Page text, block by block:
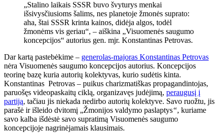
„Stalino laikais SSSR buvo švyturys menkai
išsivysčiusioms šalims, nes planetoje žmonės suprato:
aha, štai SSSR krinta kainos, didėja algos, todėl
žmonėms vis geriau“, – aiškina „Visuomenės saugumo
koncepcijos“ autorius gen. mjr. Konstantinas Petrovas.
Dar kartą pastebėkime – generolas-majoras Konstantinas Petrovas
nėra Visuomenės saugumo koncepcijos autorius. Koncepcijos
teorinę bazę kuria autorių kolektyvas, kurio sudėtis kinta.
Konstantinas Petrovas – puikus charizmatiškas propagandintojas,
paruošęs videopaskaitų ciklą, organizavęs judėjimą, peraugusį į
partiją, tačiau jis niekada nedirbo autorių kolektyve. Savo ruožtu, jis
parašė ir išleido dvitomį „Žmonijos valdymo paslaptys“, kuriame
savo kalba išdėstė savo supratimą Visuomenės saugumo
koncepcijoje nagrinėjamais klausimais.